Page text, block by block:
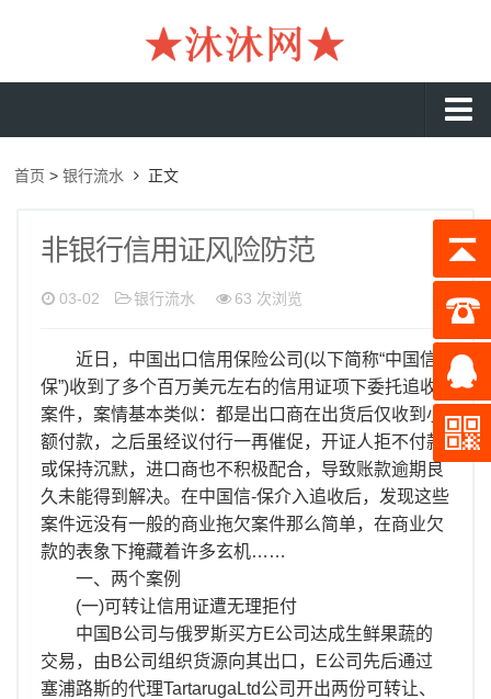
工资流水
收入证明
存款证明
在职证明
离职证明
首页 >银行流水 正文
非银行信用证风险防范
03-02 银行流水 63 次浏览
近日，中国出口信用保险公司(以下简称“中国信-
保”)收到了多个百万美元左右的信用证项下委托追收
案件，案情基本类似：都是出口商在出货后仅收到小
额付款，之后虽经议付行一再催促，开证人拒不付款
或保持沉默，进口商也不积极配合，导致账款逾期良
久未能得到解决。在中国信-保介入追收后，发现这些
案件远没有一般的商业拖欠案件那么简单，在商业欠
款的表象下掩藏着许多玄机……
一、两个案例
(一)可转让信用证遭无理拒付
中国B公司与俄罗斯买方E公司达成生鲜果蔬的
交易，由B公司组织货源向其出口，E公司先后通过
塞浦路斯的代理TartarugaLtd公司开出两份可转让、